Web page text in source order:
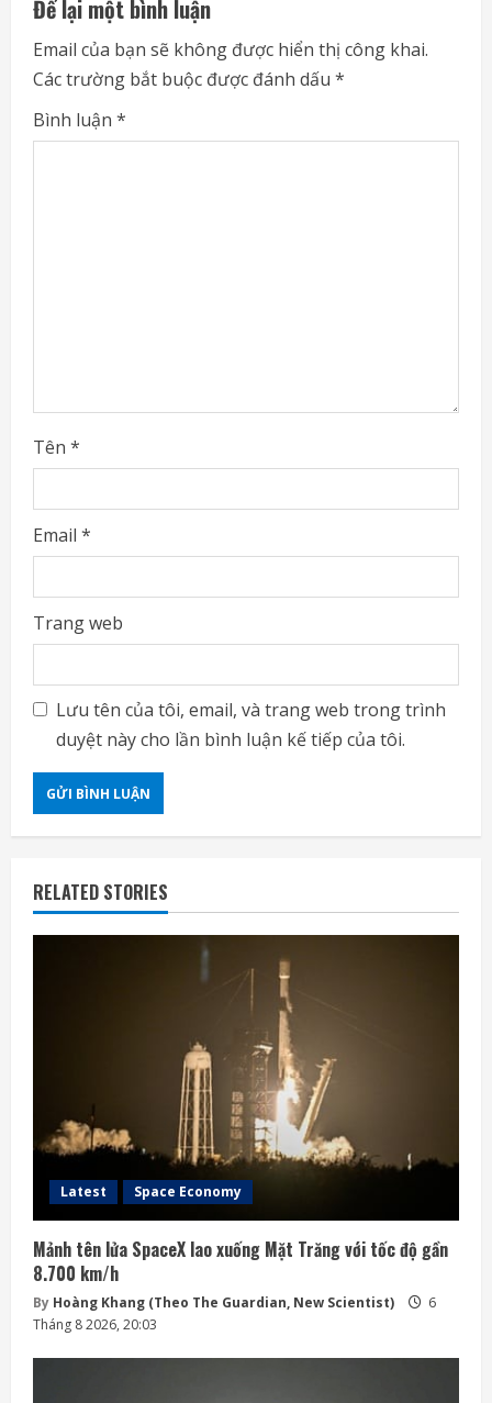
u
e
R
g
Để lại một bình luận
Email của bạn sẽ không được hiển thị công khai.
Các trường bắt buộc được đánh dấu *
Bình luận *
Tên *
Email *
Trang web
Lưu tên của tôi, email, và trang web trong trình
duyệt này cho lần bình luận kế tiếp của tôi.
RELATED STORIES
Latest Space Economy
Mảnh tên lửa SpaceX lao xuống Mặt Trăng với tốc độ gần
8.700 km/h
By Hoàng Khang (Theo The Guardian, New Scientist)
6
Tháng 8 2026, 20:03